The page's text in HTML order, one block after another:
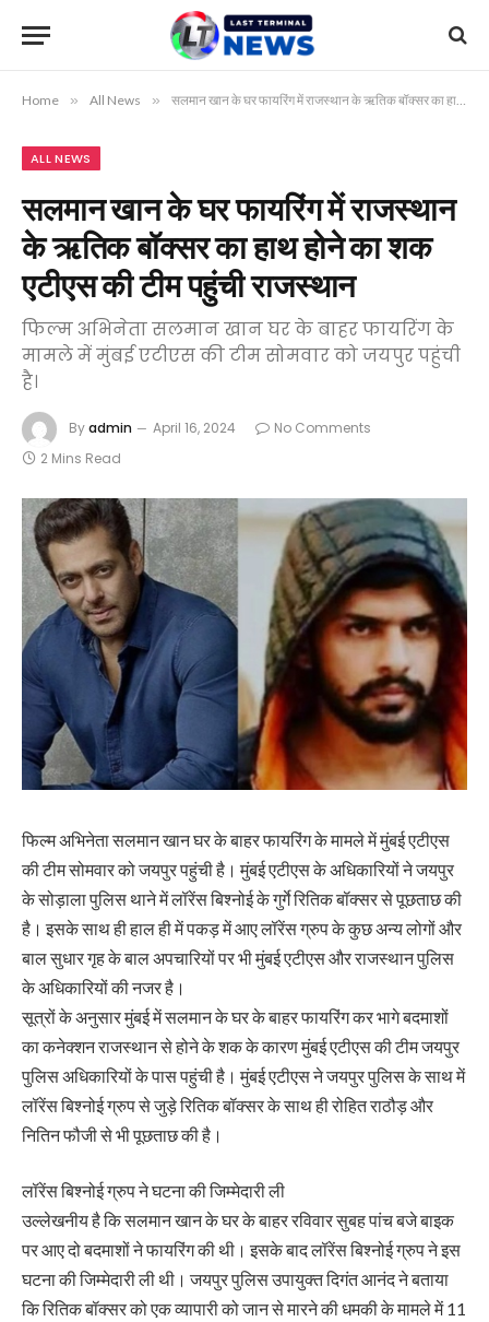
Home » All News » सलमान खान के घर फायरिंग में राजस्थान के ऋतिक बॉक्सर का हाथ होने का शक एटीएस की टीम पहुंची राजस्थान
ALL NEWS
सलमान खान के घर फायरिंग में राजस्थान
के ऋतिक बॉक्सर का हाथ होने का शक
एटीएस की टीम पहुंची राजस्थान
फिल्म अभिनेता सलमान खान घर के बाहर फायरिंग के
मामले में मुंबई एटीएस की टीम सोमवार को जयपुर पहुंची
है।
Byadmin April 16, 2024
No Comments
2 Mins Read
फिल्म अभिनेता सलमान खान घर के बाहर फायरिंग के मामले में मुंबई एटीएस
की टीम सोमवार को जयपुर पहुंची है। मुंबई एटीएस के अधिकारियों ने जयपुर
के सोड़ाला पुलिस थाने में लॉरेंस बिश्नोई के गुर्गे रितिक बॉक्सर से पूछताछ की
है। इसके साथ ही हाल ही में पकड़ में आए लॉरेंस ग्रुप के कुछ अन्य लोगों और
बाल सुधार गृह के बाल अपचारियों पर भी मुंबई एटीएस और राजस्थान पुलिस
के अधिकारियों की नजर है।
सूत्रों के अनुसार मुंबई में सलमान के घर के बाहर फायरिंग कर भागे बदमाशों
का कनेक्शन राजस्थान से होने के शक के कारण मुंबई एटीएस की टीम जयपुर
पुलिस अधिकारियों के पास पहुंची है। मुंबई एटीएस ने जयपुर पुलिस के साथ में
लॉरेंस बिश्नोई ग्रुप से जुड़े रितिक बॉक्सर के साथ ही रोहित राठौड़ और
नितिन फौजी से भी पूछताछ की है।
लॉरेंस बिश्नोई ग्रुप ने घटना की जिम्मेदारी ली
उल्लेखनीय है कि सलमान खान के घर के बाहर रविवार सुबह पांच बजे बाइक
पर आए दो बदमाशों ने फायरिंग की थी। इसके बाद लॉरेंस बिश्नोई ग्रुप ने इस
घटना की जिम्मेदारी ली थी। जयपुर पुलिस उपायुक्त दिगंत आनंद ने बताया
कि रितिक बॉक्सर को एक व्यापारी को जान से मारने की धमकी के मामले में 11